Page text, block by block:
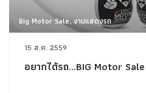
Big Motor Sale, งานแสดงรถ
15 ส.ค. 2559
อยากได้รถ...BIG Motor